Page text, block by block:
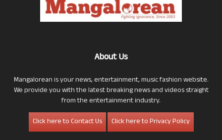
About Us
Mangalorean is your news, entertainment, music fashion website.
We provide you with the latest breaking news and videos straight
from the entertainment industry.
Click here to Contact Us
Click here to Privacy Policy